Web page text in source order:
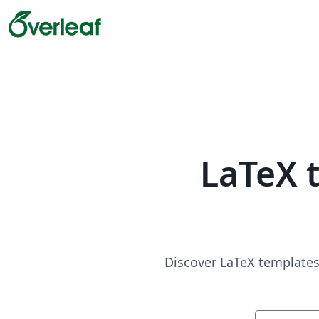
Discover LaTeX